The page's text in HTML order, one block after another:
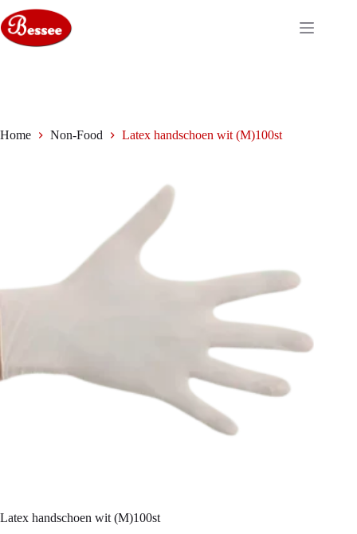
naar
de
inhoud
Home Non-Food Latex handschoen wit (M)100st
Latex handschoen wit (M)100st